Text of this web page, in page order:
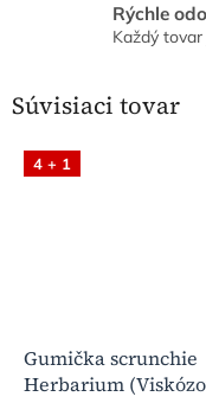
Rýchle
Každý
Súvisiaci tovar
4 + 1
Gumička scrunchie
Herbarium